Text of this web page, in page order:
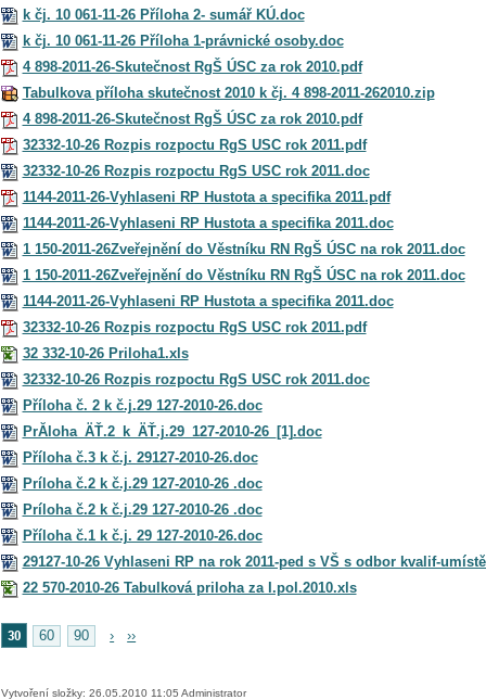
k čj. 10 061-11-26 Příloha 2- sumář KÚ.doc
k čj. 10 061-11-26 Příloha 1-právnické osoby.doc
4 898-2011-26-Skutečnost RgŠ ÚSC za rok 2010.pdf
Tabulkova příloha skutečnost 2010 k čj. 4 898-2011-262010.zip
4 898-2011-26-Skutečnost RgŠ ÚSC za rok 2010.pdf
32332-10-26 Rozpis rozpoctu RgS USC rok 2011.pdf
32332-10-26 Rozpis rozpoctu RgS USC rok 2011.doc
1144-2011-26-Vyhlaseni RP Hustota a specifika 2011.pdf
1144-2011-26-Vyhlaseni RP Hustota a specifika 2011.doc
1 150-2011-26Zveřejnění do Věstníku RN RgŠ ÚSC na rok 2011.doc
1 150-2011-26Zveřejnění do Věstníku RN RgŠ ÚSC na rok 2011.doc
1144-2011-26-Vyhlaseni RP Hustota a specifika 2011.doc
32332-10-26 Rozpis rozpoctu RgS USC rok 2011.pdf
32 332-10-26 Priloha1.xls
32332-10-26 Rozpis rozpoctu RgS USC rok 2011.doc
Příloha č. 2 k č.j.29 127-2010-26.doc
PrĂ­loha_ÄŤ.2_k_ÄŤ.j.29_127-2010-26_[1].doc
Příloha č.3 k č.j. 29127-2010-26.doc
Príloha č.2 k č.j.29 127-2010-26 .doc
Príloha č.2 k č.j.29 127-2010-26 .doc
Příloha č.1 k č.j. 29 127-2010-26.doc
29127-10-26 Vyhlaseni RP na rok 2011-ped s VŠ s odbor kvalif-
22 570-2010-26 Tabulková priloha za I.pol.2010.xls
30 60 90 › ››
Vytvoření složky: 26.05.2010 11:05 Administrator